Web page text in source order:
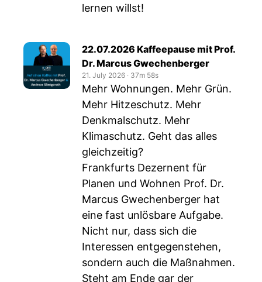
lernen willst!
22.07.2026 Kaffeepause mit Prof.
Dr. Marcus Gwechenberger
21. July 2026 ‧ 37m 58s
Mehr Wohnungen. Mehr Grün.
Mehr Hitzeschutz. Mehr
Denkmalschutz. Mehr
Klimaschutz. Geht das alles
gleichzeitig?
Frankfurts Dezernent für
Planen und Wohnen Prof. Dr.
Marcus Gwechenberger hat
eine fast unlösbare Aufgabe.
Nicht nur, dass sich die
Interessen entgegenstehen,
sondern auch die Maßnahmen.
Steht am Ende gar der